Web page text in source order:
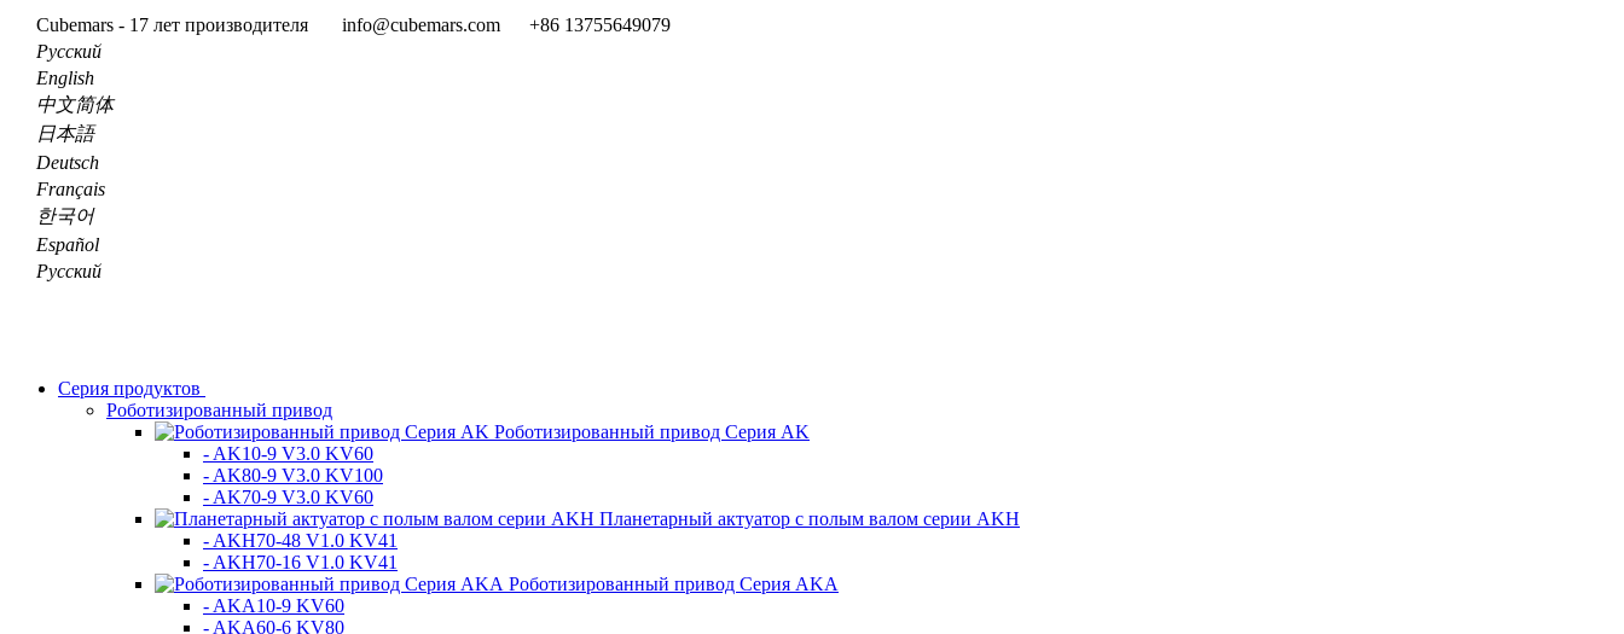
Cubemars - 17 лет производителя info@cubemars.com
+86 13755649079
Pусский
English
中文简体
日本語
Deutsch
Français
한국어
Español
Pусский
Серия продуктов
Роботизированный привод
Роботизированный привод Серия AK
- AK10-9 V3.0 KV60
- AK80-9 V3.0 KV100
- AK70-9 V3.0 KV60
Планетарный актуатор с полым валом серии AKH
- AKH70-48 V1.0 KV41
- AKH70-16 V1.0 KV41
Роботизированный привод Серия AKA
- AKA10-9 KV60
- AKA60-6 KV80